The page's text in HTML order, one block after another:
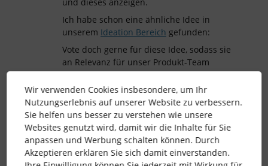
Ich habe schon eine ähnliche Idee in
unserem Ideation Bereich gefunden:
Vote doch gerne für diese Idee, sodass sie
an Relevanz für unser Produkt-Team
gewinnt.
Zusammen mit unserer Produktentwicklung
werden wir die geposteten Ideen prüfen,
kommentieren und in unsere Planung zur
Weiterentwicklung von Personio mit
einbeziehen.
Wir verwenden Cookies insbesondere, um Ihr
Nutzungserlebnis auf unserer Website zu verbessern.
Sie helfen uns besser zu verstehen wie unsere
Websites genutzt wird, damit wir die Inhalte für Sie
anpassen und Werbung schalten können. Durch
Akzeptieren erklären Sie sich damit einverstanden.